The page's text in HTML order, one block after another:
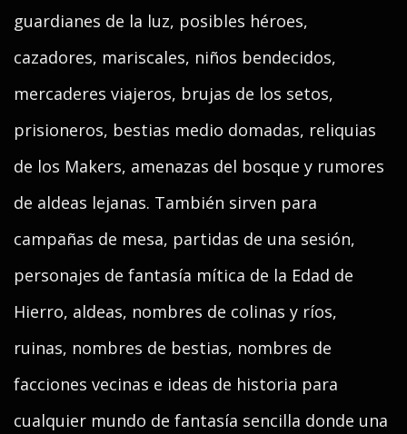
guardianes de la luz, posibles héroes,
cazadores, mariscales, niños bendecidos,
mercaderes viajeros, brujas de los setos,
prisioneros, bestias medio domadas, reliquias
de los Makers, amenazas del bosque y rumores
de aldeas lejanas. También sirven para
campañas de mesa, partidas de una sesión,
personajes de fantasía mítica de la Edad de
Hierro, aldeas, nombres de colinas y ríos,
ruinas, nombres de bestias, nombres de
facciones vecinas e ideas de historia para
cualquier mundo de fantasía sencilla donde una